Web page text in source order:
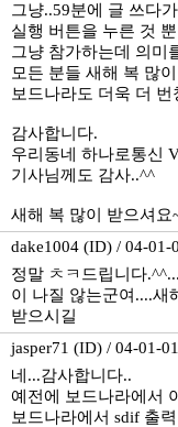
그냥..59분에 글 쓰다
실행 버튼을 누른 것
그냥 참가하는데 의미
모든 분들 새해 복 많
보드나라도 더욱 더
감사합니다.
우리동네 하나로통신
기사님께도 감사..^^
새해 복 많이 받으셔요
dake1004 (ID) / 04-01-
정말 ㅊㅋ드립니다
이 나질 않는군여....새
받으시길
jasper71 (ID) / 04-01-
네...감사합니다..
예전에 보드나라에서
보드나라에서 sdif 출